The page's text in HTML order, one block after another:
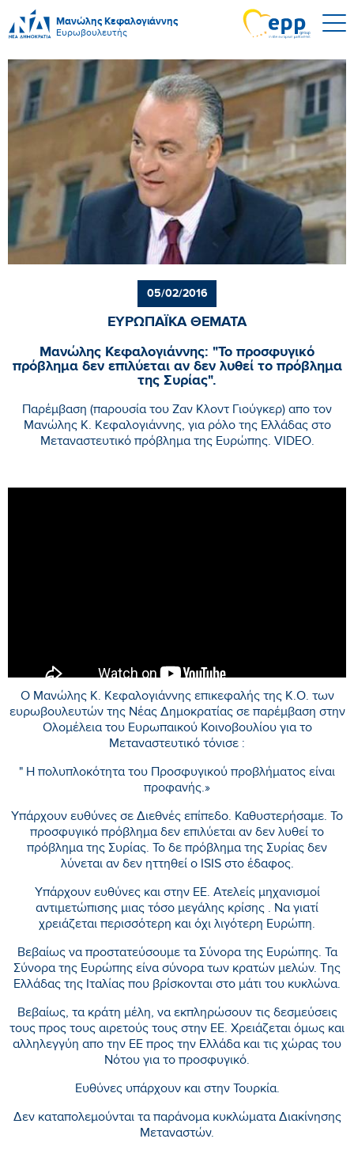
Μανώλης Κεφαλογιάννης
Ευρωβουλευτής
05/02/2016
ΕΥΡΩΠΑΪΚΑ ΘΕΜΑΤΑ
Μανώλης Κεφαλογιάννης: "Το προσφυγικό
πρόβλημα δεν επιλύεται αν δεν λυθεί το πρόβλημα
της Συρίας".
Παρέμβαση (παρουσία του Ζαν Κλοντ Γιούγκερ) απο τον
Μανώλης Κ. Κεφαλογιάννης, για ρόλο της Ελλάδας στο
Μεταναστευτικό πρόβλημα της Ευρώπης. VIDEO.
Ο Μανώλης Κ. Κεφαλογιάννης επικεφαλής της Κ.Ο. των
ευρωβουλευτών της Νέας Δημοκρατίας σε παρέμβαση στην
Ολομέλεια του Ευρωπαικού Κοινοβουλίου για το
Μεταναστευτικό τόνισε :
" Η πολυπλοκότητα του Προσφυγικού προβλήματος είναι
προφανής.»
Υπάρχουν ευθύνες σε Διεθνές επίπεδο. Καθυστερήσαμε. Το
προσφυγικό πρόβλημα δεν επιλύεται αν δεν λυθεί το
πρόβλημα της Συρίας. Το δε πρόβλημα της Συρίας δεν
λύνεται αν δεν ηττηθεί ο ISIS στο έδαφος.
Υπάρχουν ευθύνες και στην ΕΕ. Ατελείς μηχανισμοί
αντιμετώπισης μιας τόσο μεγάλης κρίσης . Να γιατί
χρειάζεται περισσότερη και όχι λιγότερη Ευρώπη.
Βεβαίως να προστατεύσουμε τα Σύνορα της Ευρώπης. Τα
Σύνορα της Ευρώπης είνα σύνορα των κρατών μελών. Της
Ελλάδας της Ιταλίας που βρίσκονται στο μάτι του κυκλώνα.
Βεβαίως, τα κράτη μέλη, να εκπληρώσουν τις δεσμεύσεις
τους προς τους αιρετούς τους στην ΕΕ. Χρειάζεται όμως και
αλληλεγγύη απο την ΕΕ προς την Ελλάδα και τις χώρας του
Νότου για το προσφυγικό.
Ευθύνες υπάρχουν και στην Τουρκία.
Δεν καταπολεμούνται τα παράνομα κυκλώματα Διακίνησης
Μεταναστών.